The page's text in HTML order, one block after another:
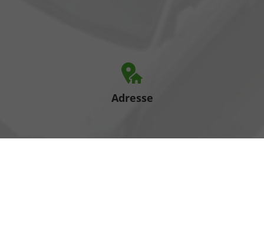
Adresse